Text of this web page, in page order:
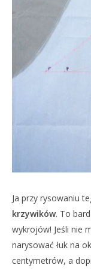
Ja przy rysowaniu
krzywików. To
wykrojów! Jeśli nie
narysować łuk na
centymetrów, a